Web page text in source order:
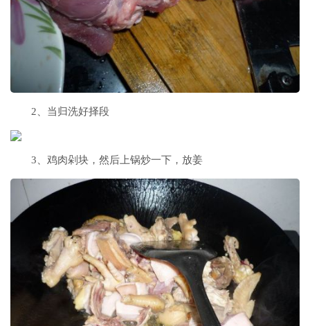
2、当归洗好择段
3、鸡肉剁块，然后上锅炒一下，放姜